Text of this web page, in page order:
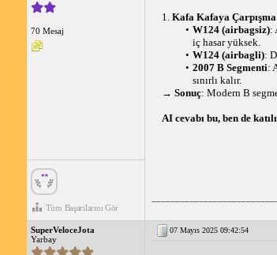
70 Mesaj
Tüm Başarılarını Gör
1. Kafa Kafaya
W124 (airbagsiz):
iç hasar yüksek.
W124 (airbagli):
2007 B Segmenti:
sınırlı kalır.
→ Sonuç: Modern B
AI cevabı bu, ben de
SuperVeloceJota
Yarbay
07 Mayıs 2025 09:42:54